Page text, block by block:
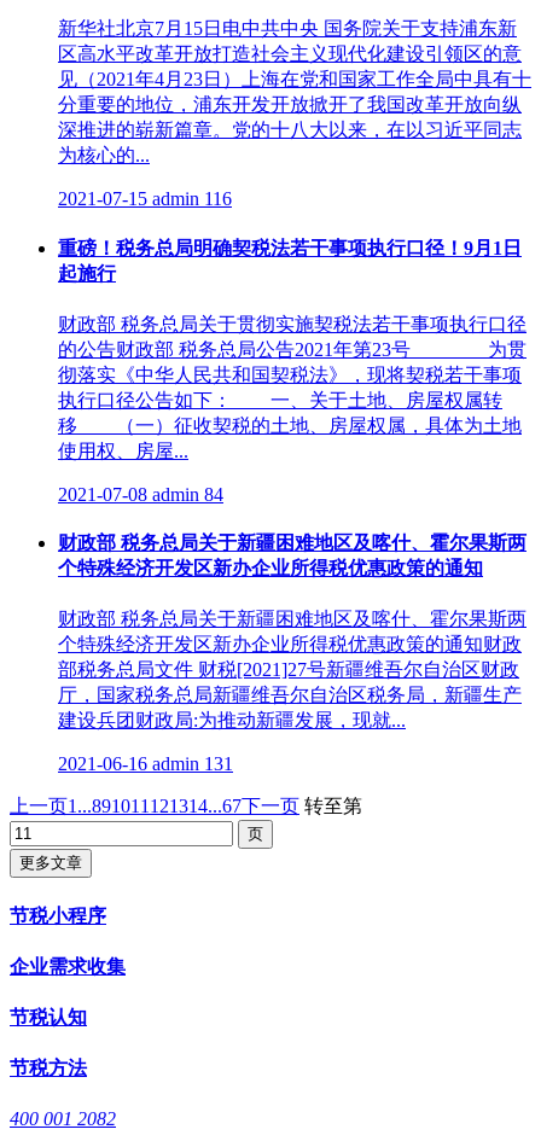
新华社北京7月15日电中共中央 国务院关于支持浦东新
区高水平改革开放打造社会主义现代化建设引领区的意
见（2021年4月23日）上海在党和国家工作全局中具有十
分重要的地位，浦东开发开放掀开了我国改革开放向纵
深推进的崭新篇章。党的十八大以来，在以习近平同志
为核心的...
2021-07-15 admin 116
重磅！税务总局明确契税法若干事项执行口径！9月1日
起施行
财政部 税务总局关于贯彻实施契税法若干事项执行口径
的公告财政部 税务总局公告2021年第23号 为贯
彻落实《中华人民共和国契税法》，现将契税若干事项
执行口径公告如下： 一、关于土地、房屋权属转
移 （一）征收契税的土地、房屋权属，具体为土地
使用权、房屋...
2021-07-08 admin 84
财政部 税务总局关于新疆困难地区及喀什、霍尔果斯两
个特殊经济开发区新办企业所得税优惠政策的通知
财政部 税务总局关于新疆困难地区及喀什、霍尔果斯两
个特殊经济开发区新办企业所得税优惠政策的通知财政
部税务总局文件 财税[2021]27号新疆维吾尔自治区财政
厅，国家税务总局新疆维吾尔自治区税务局，新疆生产
建设兵团财政局:为推动新疆发展，现就...
2021-06-16 admin 131
上一页1...891011 121314...67下一页 转至第
更多文章
节税小程序
企业需求收集
节税认知
节税方法
400 001 2082